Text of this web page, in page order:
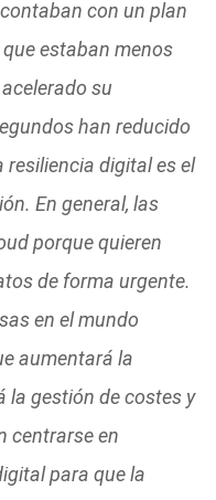
con un plan
estaban menos
su
han reducido
resiliencia digital es el
En general, las
porque quieren
de forma urgente.
en el mundo
aumentará la
la gestión de costes y
centrarse en
para que la